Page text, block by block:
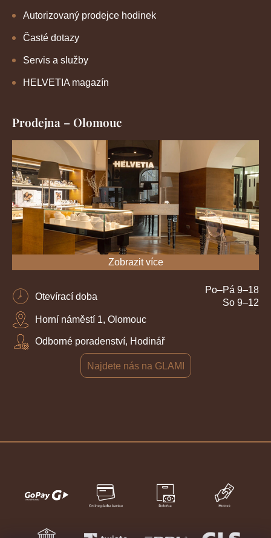
Autorizovaný prodejce hodinek
Časté dotazy
Servis a služby
HELVETIA magazín
Prodejna – Olomouc
Zobrazit více
Otevírací doba
Po–Pá 9–18
So 9–12
Horní náměstí 1, Olomouc
Odborné poradenství, Hodinář
Najdete nás na GLAMI